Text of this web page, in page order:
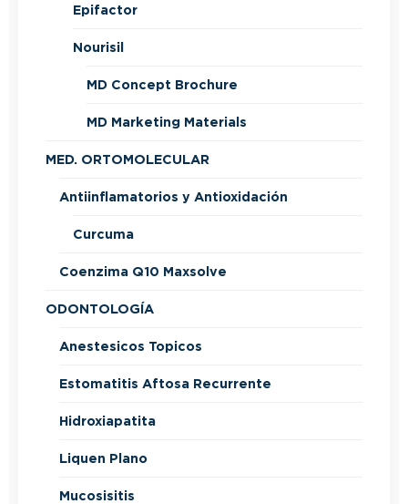
Epifactor
Nourisil
MD Concept Brochure
MD Marketing Materials
MED. ORTOMOLECULAR
Antiinflamatorios y Antioxidación
Curcuma
Coenzima Q10 Maxsolve
ODONTOLOGÍA
Anestesicos Topicos
Estomatitis Aftosa Recurrente
Hidroxiapatita
Liquen Plano
Mucosisitis